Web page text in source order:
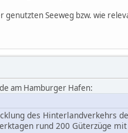
Seeweg bzw. wie
am Hamburger Hafen:
des Hinterlandverkehrs
rund 200 Güterzüge mit